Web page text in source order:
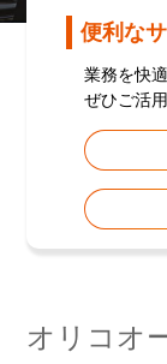
便利な
業務を快
ぜひご活
オリコオ